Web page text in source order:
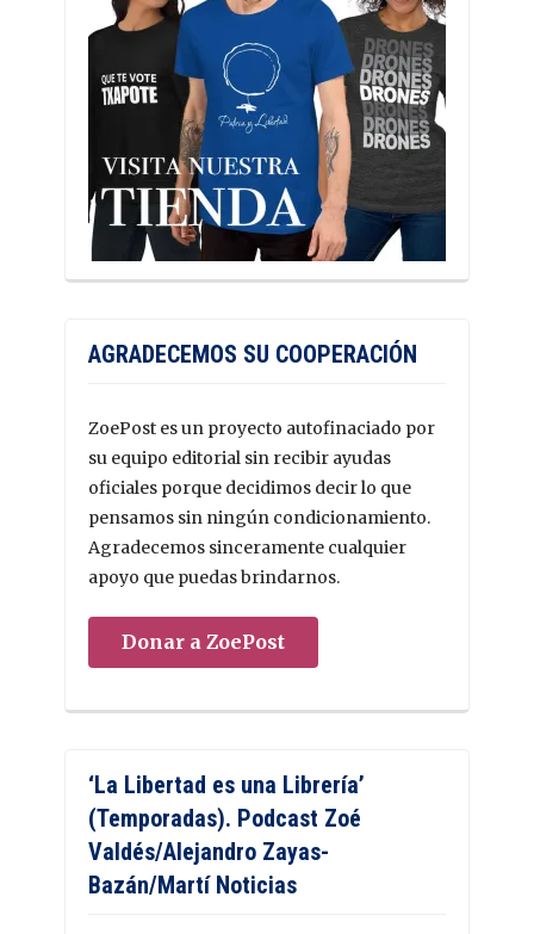
AGRADECEMOS SU COOPERACIÓN
ZoePost es un proyecto autofinaciado por
su equipo editorial sin recibir ayudas
oficiales porque decidimos decir lo que
pensamos sin ningún condicionamiento.
Agradecemos sinceramente cualquier
apoyo que puedas brindarnos.
Donar a ZoePost
‘La Libertad es una Librería’
(Temporadas). Podcast Zoé
Valdés/Alejandro Zayas-
Bazán/Martí Noticias